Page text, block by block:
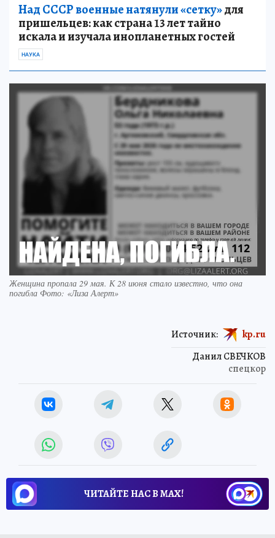
Над СССР военные натянули «сетку»для
пришельцев: как страна 13 лет тайно
искала и изучала инопланетных гостей
НАУКА
Женщина пропала 29 мая. К 28 июня стало известно, что она
погибла Фото: «Лиза Алерт»
Данил СВЕЧКОВ
спецкор
Источник: kp.ru
ЧИТАЙТЕ НАС В МАХ!